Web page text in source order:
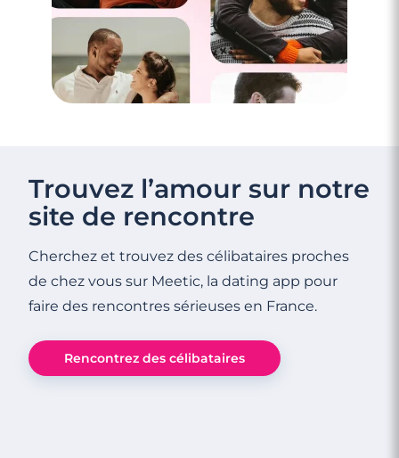
Trouvez l’amour sur notre
site de rencontre
Cherchez et trouvez des célibataires proches
de chez vous sur Meetic, la dating app pour
faire des rencontres sérieuses en France.
Rencontrez des célibataires